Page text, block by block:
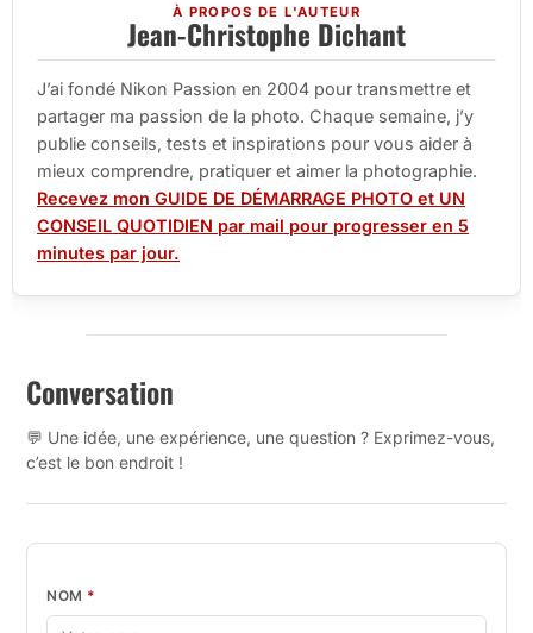
À PROPOS DE L'AUTEUR
Jean-Christophe Dichant
J’ai fondé Nikon Passion en 2004 pour transmettre et
partager ma passion de la photo. Chaque semaine, j’y
publie conseils, tests et inspirations pour vous aider à
mieux comprendre, pratiquer et aimer la photographie.
Recevez mon GUIDE DE DÉMARRAGE PHOTO et UN
CONSEIL QUOTIDIEN par mail pour progresser en 5
minutes par jour.
Conversation
💬 Une idée, une expérience, une question ? Exprimez-vous,
c’est le bon endroit !
NOM *